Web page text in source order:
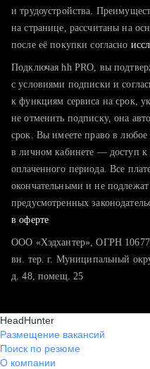
тратите много
хотите сравнить себя с
и трудоустройства.
на странице, рассчитаны на
после её покупки согласно
Подключая hh PRO, вы
с условиями подписки и
к функциям сервиса на срок,
не отменить подписку, она
срок. Вы имеете право в
в личном кабинете — доступ к
оплаченного периода. Все
окончательными и не подлежат
предусмотренных
в оферте
ООО «Хэдхантер», ОГРН
вн. тер. г. Муниципальный
д. 48, помещ. 25
HeadHunter
Размещение вакансий
Поиск по резюме
О компании